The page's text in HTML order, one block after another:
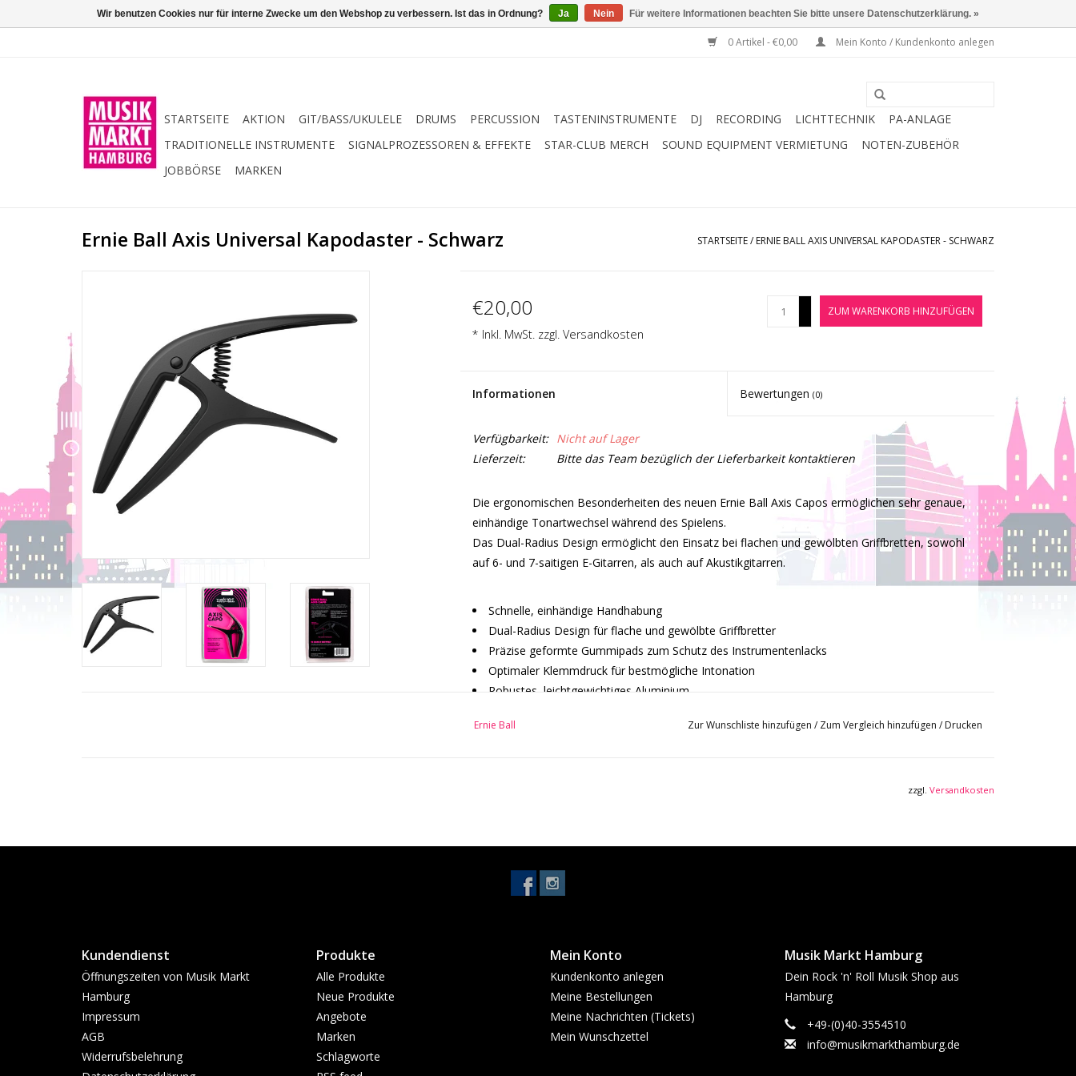
0 Artikel - €0,00 Mein Konto / Kundenkonto anlegen
STARTSEITE AKTION GIT/BASS/UKULELE DRUMS PERCUSSION TASTENINSTRUMENTE DJ RECORDING LICHTTECHNIK
PA-ANLAGE
TRADITIONELLE INSTRUMENTE
SIGNALPROZESSOREN & EFFEKTE STAR-CLUB MERCH SOUND EQUIPMENT VERMIETUNG
NOTEN-ZUBEHÖR
JOBBÖRSE
MARKEN
Ernie Ball Axis Universal Kapodaster - Schwarz STARTSEITE/ ERNIE BALL AXIS UNIVERSAL KAPODASTER - SCHWARZ
€20,00
* Inkl. MwSt. zzgl. Versandkosten
ZUM WARENKORB HINZUFÜGEN
Informationen Bewertungen(0)
Verfügbarkeit:
Nicht auf Lager
Lieferzeit:
Bitte das Team bezüglich der Lieferbarkeit kontaktieren
Die ergonomischen Besonderheiten des neuen Ernie Ball Axis Capos ermöglichen sehr genaue,
einhändige Tonartwechsel während des Spielens.
Das Dual-Radius Design ermöglicht den Einsatz bei flachen und gewölbten Griffbretten, sowohl
auf 6- und 7-saitigen E-Gitarren, als auch auf Akustikgitarren.
Schnelle, einhändige Handhabung
Dual-Radius Design für flache und gewölbte Griffbretter
Präzise geformte Gummipads zum Schutz des Instrumentenlacks
Optimaler Klemmdruck für bestmögliche Intonation
Robustes, leichtgewichtiges Aluminium
Farbe: Schwarz
Ernie Ball Zur Wunschliste hinzufügen / Zum Vergleich hinzufügen / Drucken
zzgl. Versandkosten
Kundendienst
Öffnungszeiten von Musik Markt
Hamburg
Impressum
AGB
Widerrufsbelehrung
Produkte
Alle Produkte
Neue Produkte
Angebote
Marken
Schlagworte
Mein Konto
Kundenkonto anlegen
Meine Bestellungen
Meine Nachrichten (Tickets)
Mein Wunschzettel
Musik Markt Hamburg
Dein Rock 'n' Roll Musik Shop aus
Hamburg
+49-(0)40-3554510
info@musikmarkthamburg.de
Wir benutzen Cookies nur für interne Zwecke um den Webshop zu verbessern. Ist das in Ordnung? Ja Nein Für weitere Informationen beachten Sie bitte unsere Datenschutzerklärung. »